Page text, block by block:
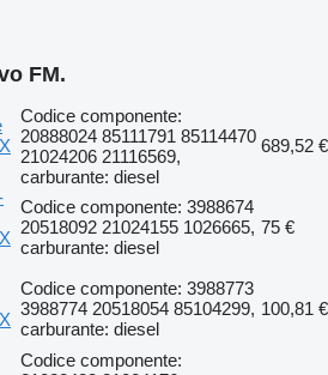
FM.
Codice componente:
20888024 85111791 85114470
21024206 21116569,
carburante: diesel
689,52 €
Codice componente: 3988674
20518092 21024155 1026665,
carburante: diesel
75 €
Codice componente: 3988773
3988774 20518054 85104299,
carburante: diesel
100,81 €
Codice componente: